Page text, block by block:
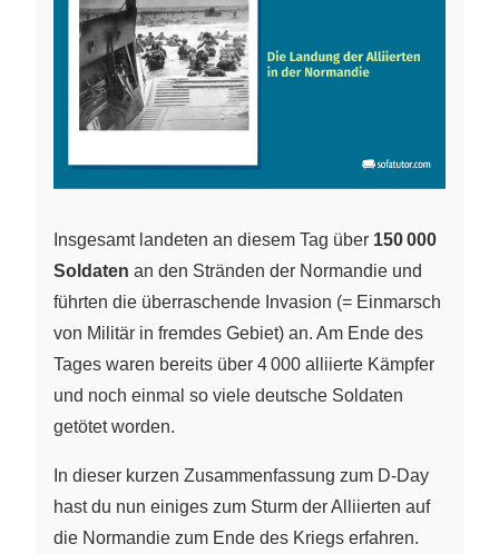
Insgesamt landeten an diesem Tag über 150 000
Soldaten an den Stränden der Normandie und
führten die überraschende Invasion (= Einmarsch
von Militär in fremdes Gebiet) an. Am Ende des
Tages waren bereits über 4 000 alliierte Kämpfer
und noch einmal so viele deutsche Soldaten
getötet worden.
In dieser kurzen Zusammenfassung zum D-Day
hast du nun einiges zum Sturm der Alliierten auf
die Normandie zum Ende des Kriegs erfahren.